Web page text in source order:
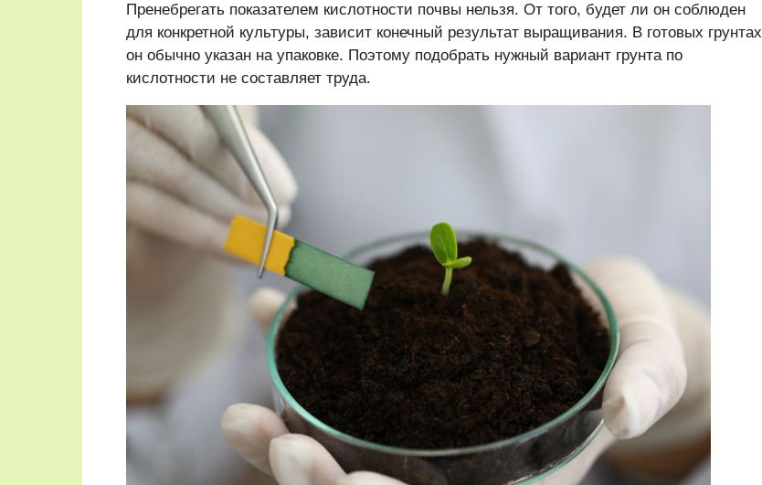
Пренебрегать показателем кислотности почвы нельзя. От того, будет ли он соблюден
для конкретной культуры, зависит конечный результат выращивания. В готовых грунтах
он обычно указан на упаковке. Поэтому подобрать нужный вариант грунта по
кислотности не составляет труда.